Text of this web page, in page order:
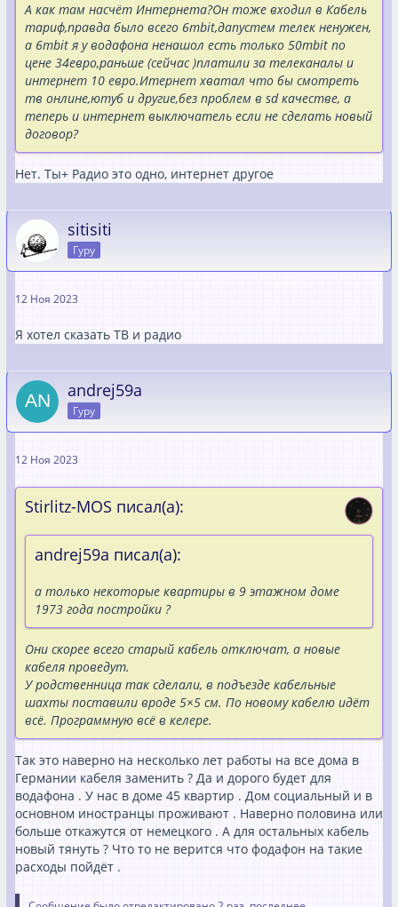
А как там насчёт Интернета?Он тоже входил в Кабель
тариф,правда было всего 6mbit,дапустем телек ненужен,
а 6mbit я у водафона ненашол есть только 50mbit по
цене 34евро,раньше (сейчас )платили за телеканалы и
интернет 10 евро.Итернет хватал что бы смотреть
тв онлине,ютуб и другие,без проблем в sd качестве, а
теперь и интернет выключатель если не сделать новый
договор?
Нет. Ты+ Радио это одно, интернет другое
sitisiti
Гуру
12 Ноя 2023
Я хотел сказать ТВ и радио
andrej59a
Гуру
12 Ноя 2023
Stirlitz-MOS писал(а):
andrej59a писал(а):
а только некоторые квартиры в 9 этажном доме
1973 года постройки ?
Они скорее всего старый кабель отключат, а новые
кабеля проведут.
У родственница так сделали, в подъезде кабельные
шахты поставили вроде 5×5 см. По новому кабелю идёт
всё. Программную всё в келере.
Так это наверно на несколько лет работы на все дома в
Германии кабеля заменить ? Да и дорого будет для
водафона . У нас в доме 45 квартир . Дом социальный и в
основном иностранцы проживают . Наверно половина или
больше откажутся от немецкого . А для остальных кабель
новый тянуть ? Что то не верится что фодафон на такие
расходы пойдёт .